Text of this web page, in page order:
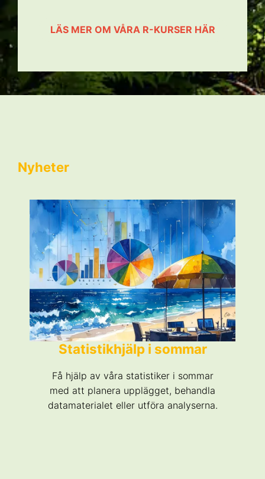
LÄS MER OM VÅRA R-KURSER HÄR
Nyheter
Statistikhjälp i sommar
Få hjälp av våra statistiker i sommar
med att planera upplägget, behandla
datamaterialet eller utföra analyserna.